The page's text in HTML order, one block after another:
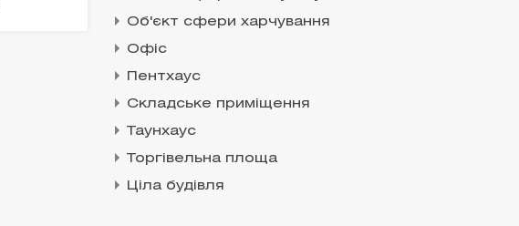
Об'єкт сфери харчування
Офіс
Пентхаус
Складське приміщення
Таунхаус
Торгівельна площа
Ціла будівля